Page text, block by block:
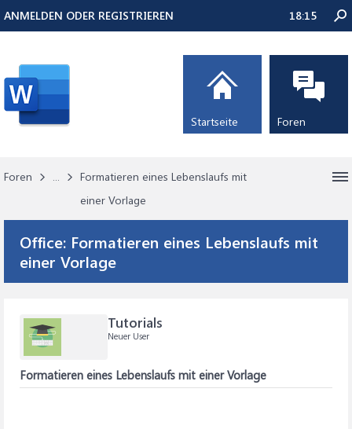
Foren ...
Formatieren eines Lebenslaufs mit
einer Vorlage
Office: Formatieren eines Lebenslaufs mit
einer Vorlage
Tutorials
Neuer User
Formatieren eines Lebenslaufs mit einer Vorlage
ANMELDEN ODER REGISTRIEREN 18:15
Startseite Foren